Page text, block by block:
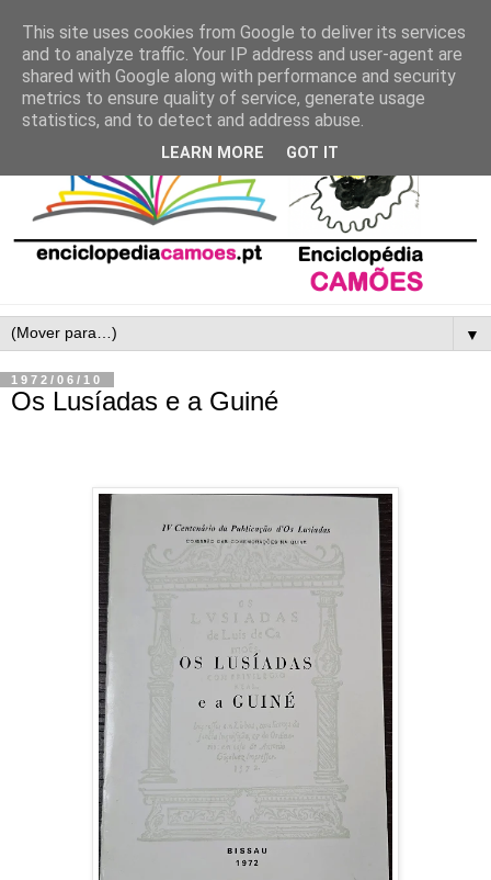
▼
1972/06/10
Os Lusíadas e a Guiné
This site uses cookies from Google to deliver its services
and to analyze traffic. Your IP address and user-agent are
shared with Google along with performance and security
metrics to ensure quality of service, generate usage
statistics, and to detect and address abuse.
LEARN MORE GOT IT